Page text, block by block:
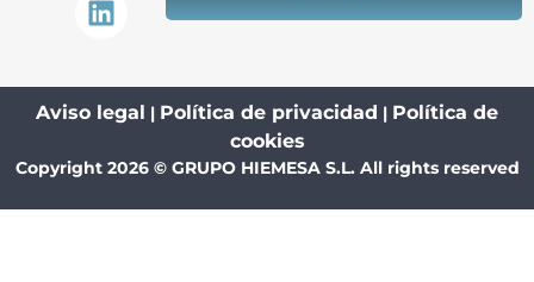
Copyright 2026 © GRUPO HIEMESA S.L. All rights reserved
Aviso legal | Política de privacidad | Política de
cookies